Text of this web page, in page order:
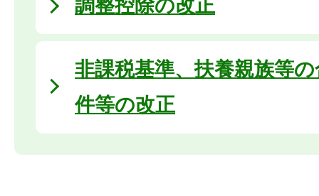
調整控除の改正
非課税基準、扶養親族等
件等の改正